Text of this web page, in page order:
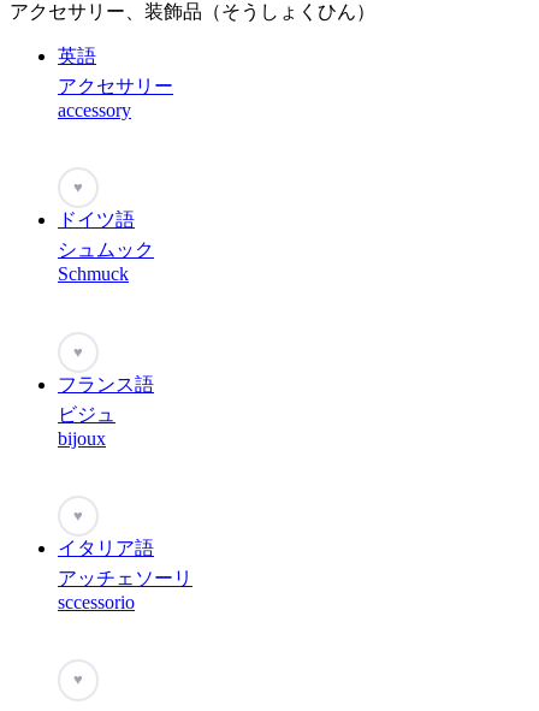
アクセサリー、装飾品（そうしょくひん）
英語
アクセサリー
accessory
♥
ドイツ語
シュムック
Schmuck
♥
フランス語
ビジュ
bijoux
♥
イタリア語
アッチェソーリ
sccessorio
♥